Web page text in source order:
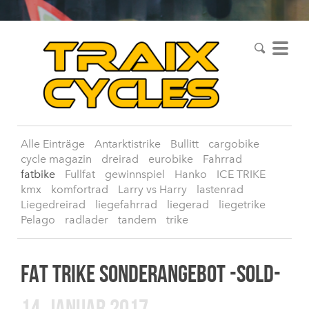
Alle Einträge Antarktistrike Bullitt
cargobike
cycle magazin
dreirad eurobike
Fahrrad
fatbike
Fullfat gewinnspiel Hanko
ICE TRIKE
kmx
komfortrad Larry vs Harry
lastenrad
Liegedreirad
liegefahrrad liegerad
liegetrike
Pelago
radlader tandem trike
FAT TRIKE SONDERANGEBOT -SOLD-